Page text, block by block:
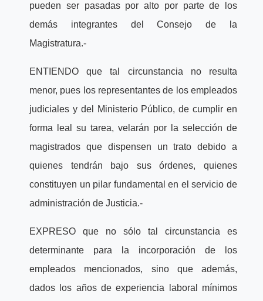
pueden ser pasadas por alto por parte de los
demás integrantes del Consejo de la
Magistratura.-
ENTIENDO que tal circunstancia no resulta
menor, pues los representantes de los empleados
judiciales y del Ministerio Público, de cumplir en
forma leal su tarea, velarán por la selección de
magistrados que dispensen un trato debido a
quienes tendrán bajo sus órdenes, quienes
constituyen un pilar fundamental en el servicio de
administración de Justicia.-
EXPRESO que no sólo tal circunstancia es
determinante para la incorporación de los
empleados mencionados, sino que además,
dados los años de experiencia laboral mínimos